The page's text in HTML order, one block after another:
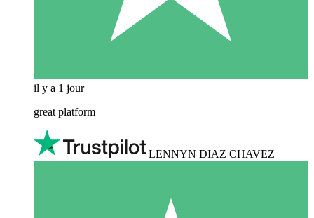
il y a 1 jour
great platform
LENNYN DIAZ CHAVEZ